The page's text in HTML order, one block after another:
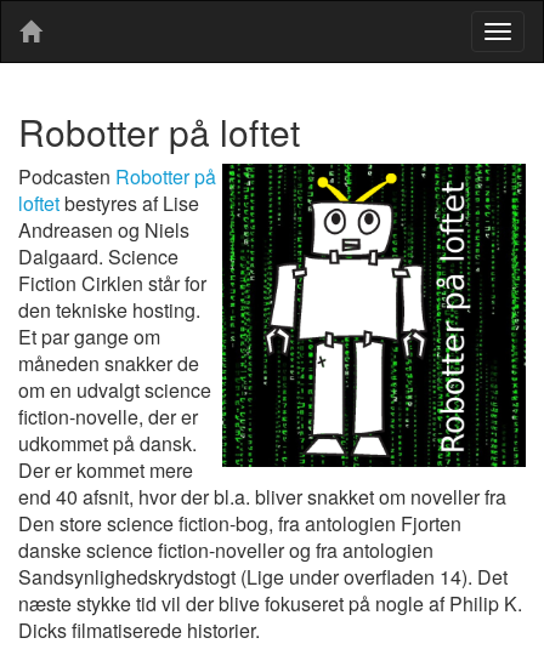
Robotter på loftet
Podcasten Robotter på
loftetbestyres af Lise
Andreasen og Niels
Dalgaard. Science
Fiction Cirklen står for
den tekniske hosting.
Et par gange om
måneden snakker de
om en udvalgt science
fiction-novelle, der er
udkommet på dansk.
Der er kommet mere
end 40 afsnit, hvor der bl.a. bliver snakket om noveller fra
Den store science fiction-bog, fra antologien Fjorten
danske science fiction-noveller og fra antologien
Sandsynlighedskrydstogt (Lige under overfladen 14). Det
næste stykke tid vil der blive fokuseret på nogle af Philip K.
Dicks filmatiserede historier.